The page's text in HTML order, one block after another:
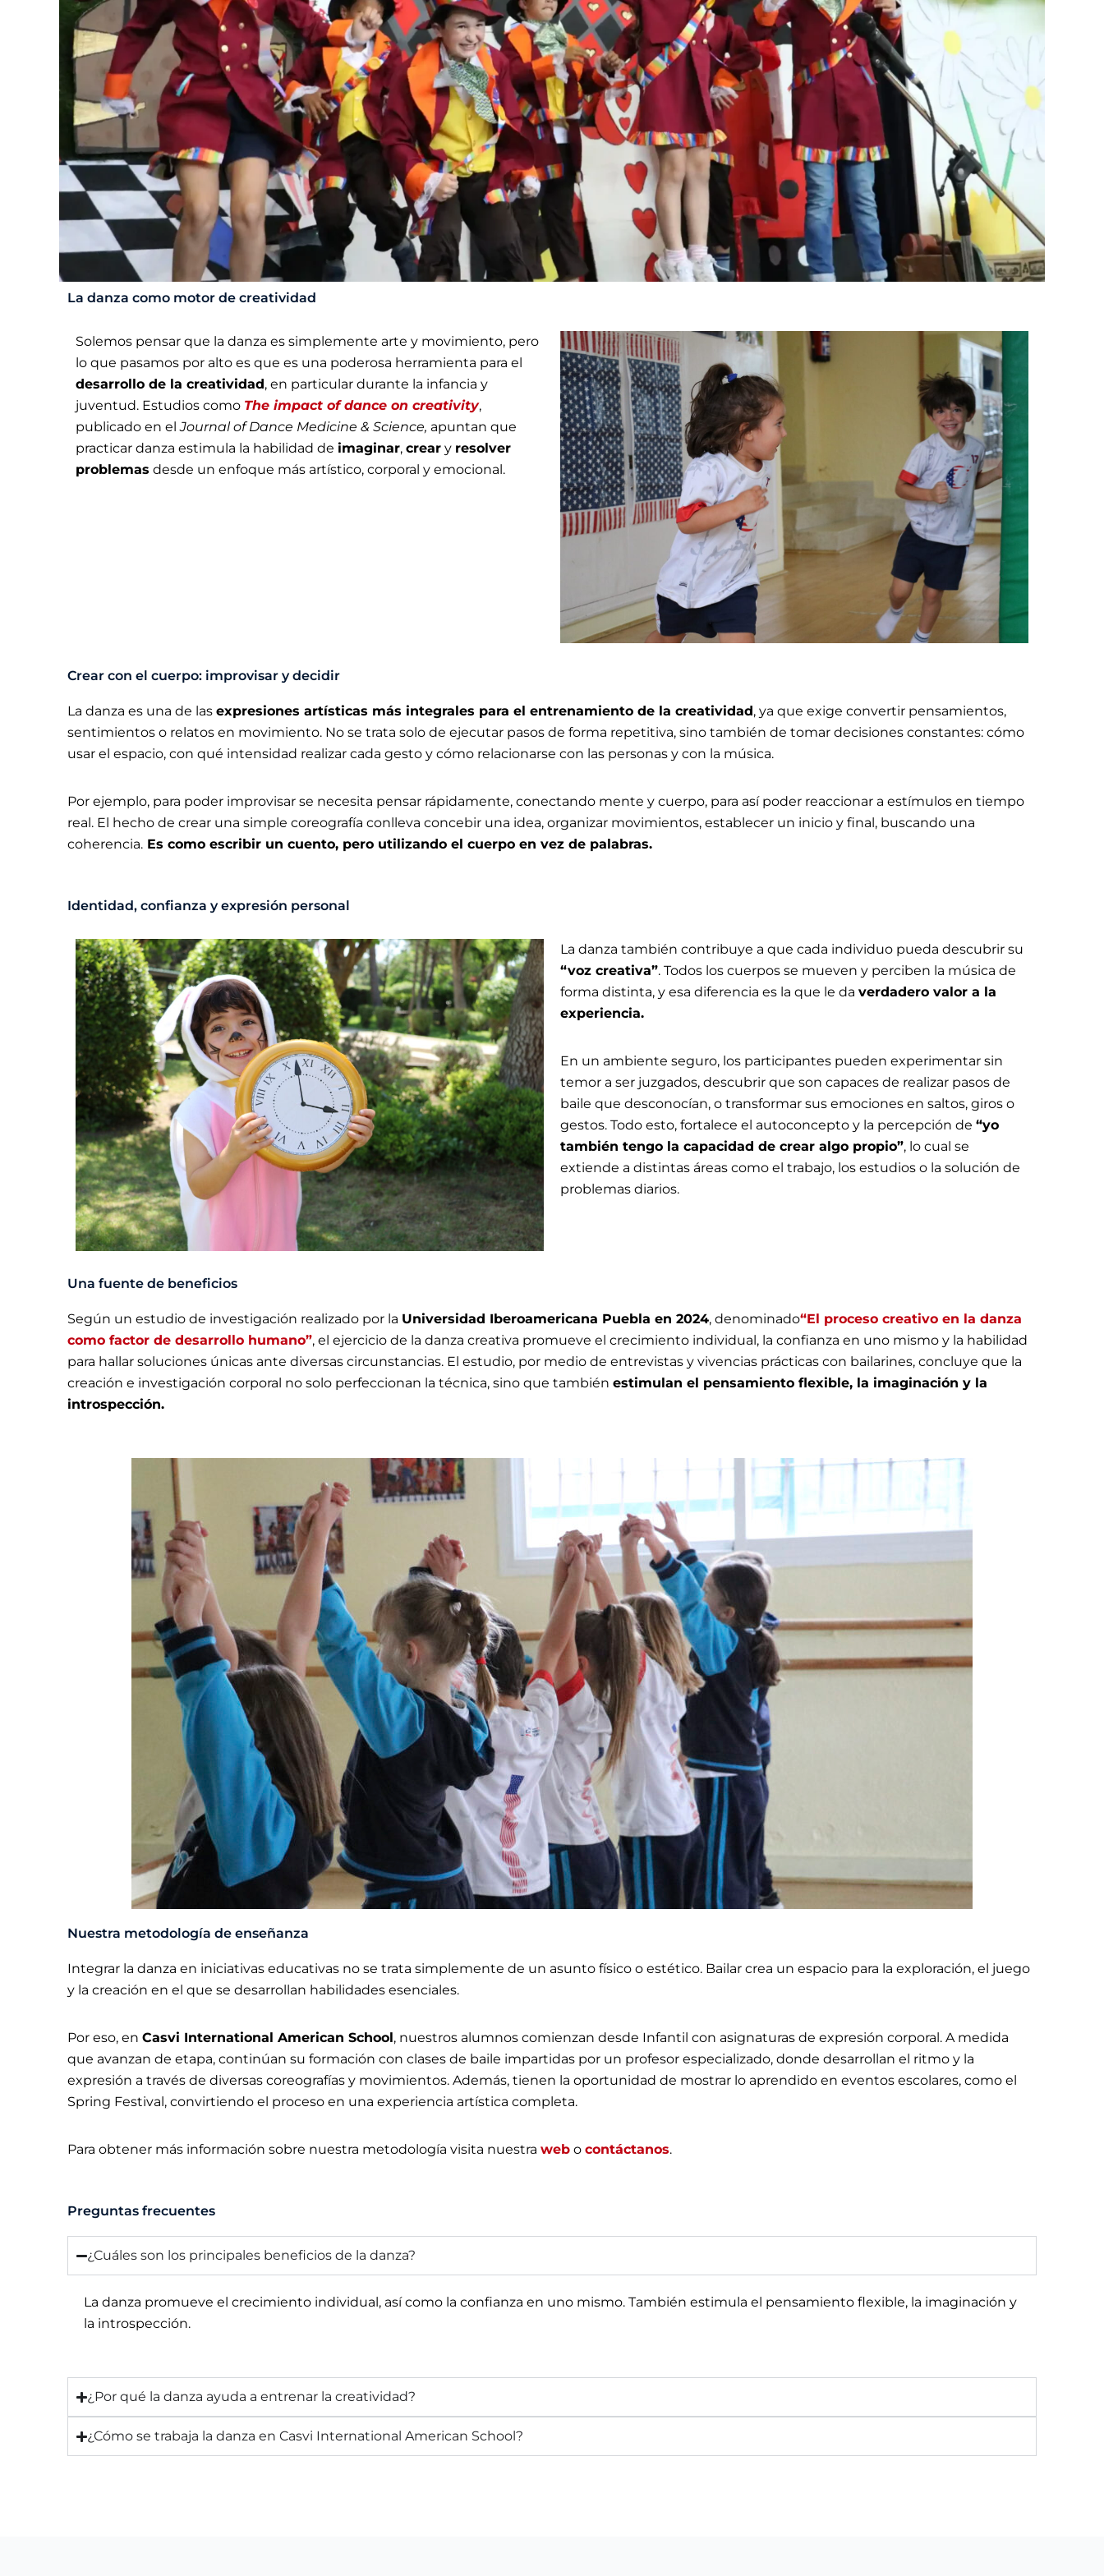
La danza como motor de creatividad
Solemos pensar que la danza es simplemente arte y movimiento, pero
lo que pasamos por alto es que es una poderosa herramienta para el
desarrollo de la creatividad, en particular durante la infancia y
juventud. Estudios como The impact of dance on creativity,
publicado en elJournal of Dance Medicine & Science, apuntan que
practicar danza estimula la habilidad de imaginar, crear y resolver
problemas desde un enfoque más artístico, corporal y emocional.
Crear con el cuerpo: improvisar y decidir
La danza es una de las expresiones artísticas más integrales para el entrenamiento de la creatividad, ya que exige convertir pensamientos,
sentimientos o relatos en movimiento. No se trata solo de ejecutar pasos de forma repetitiva, sino también de tomar decisiones constantes: cómo
usar el espacio, con qué intensidad realizar cada gesto y cómo relacionarse con las personas y con la música.
Por ejemplo, para poder improvisar se necesita pensar rápidamente, conectando mente y cuerpo, para así poder reaccionar a estímulos en tiempo
real. El hecho de crear una simple coreografía conlleva concebir una idea, organizar movimientos, establecer un inicio y final, buscando una
coherencia. Es como escribir un cuento, pero utilizando el cuerpo en vez de palabras.
Identidad, confianza y expresión personal
La danza también contribuye a que cada individuo pueda descubrir su
“voz creativa”. Todos los cuerpos se mueven y perciben la música de
forma distinta, y esa diferencia es la que le da verdadero valor a la
experiencia.
En un ambiente seguro, los participantes pueden experimentar sin
temor a ser juzgados, descubrir que son capaces de realizar pasos de
baile que desconocían, o transformar sus emociones en saltos, giros o
gestos. Todo esto, fortalece el autoconcepto y la percepción de “yo
también tengo la capacidad de crear algo propio”, lo cual se
extiende a distintas áreas como el trabajo, los estudios o la solución de
problemas diarios.
Una fuente de beneficios
Según un estudio de investigación realizado por la Universidad Iberoamericana Puebla en 2024, denominado“El proceso creativo en la danza
como factor de desarrollo humano”, el ejercicio de la danza creativa promueve el crecimiento individual, la confianza en uno mismo y la habilidad
para hallar soluciones únicas ante diversas circunstancias. El estudio, por medio de entrevistas y vivencias prácticas con bailarines, concluye que la
creación e investigación corporal no solo perfeccionan la técnica, sino que también estimulan el pensamiento flexible, la imaginación y la
introspección.
Nuestra metodología de enseñanza
Integrar la danza en iniciativas educativas no se trata simplemente de un asunto físico o estético. Bailar crea un espacio para la exploración, el juego
y la creación en el que se desarrollan habilidades esenciales.
Por eso, en Casvi International American School, nuestros alumnos comienzan desde Infantil con asignaturas de expresión corporal. A medida
que avanzan de etapa, continúan su formación con clases de baile impartidas por un profesor especializado, donde desarrollan el ritmo y la
expresión a través de diversas coreografías y movimientos. Además, tienen la oportunidad de mostrar lo aprendido en eventos escolares, como el
Spring Festival, convirtiendo el proceso en una experiencia artística completa.
Para obtener más información sobre nuestra metodología visita nuestra web o contáctanos.
Preguntas frecuentes
¿Cuáles son los principales beneficios de la danza?
La danza promueve el crecimiento individual, así como la confianza en uno mismo. También estimula el pensamiento flexible, la imaginación y
la introspección.
¿Por qué la danza ayuda a entrenar la creatividad?
¿Cómo se trabaja la danza en Casvi International American School?